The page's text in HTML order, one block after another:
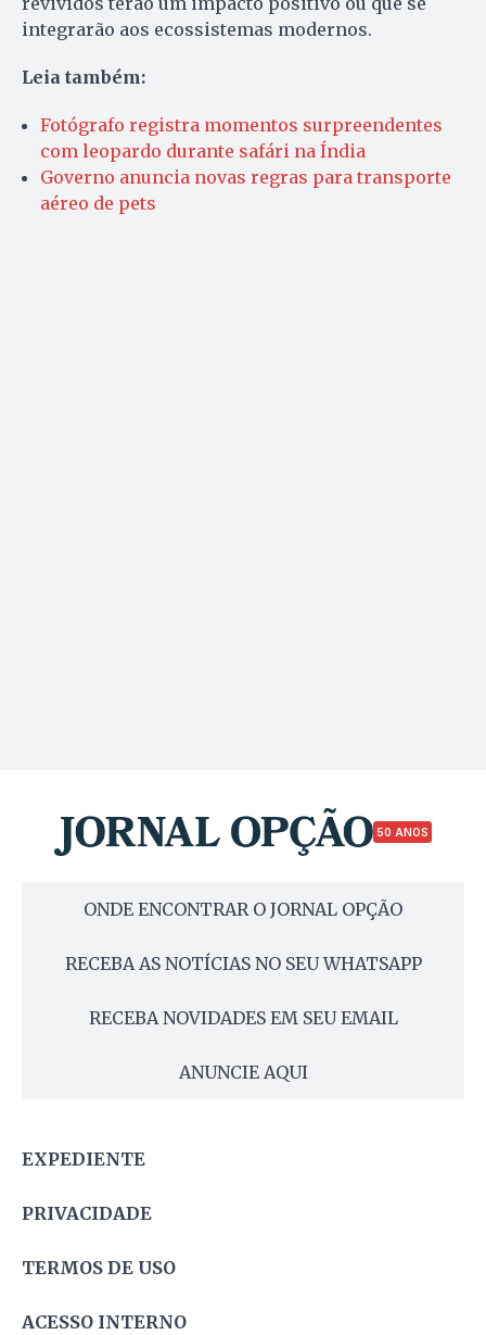
integrarão aos ecossistemas modernos.
Leia também:
Fotógrafo registra momentos surpreendentes
com leopardo durante safári na Índia
Governo anuncia novas regras para transporte
aéreo de pets
50 ANOS
ONDE ENCONTRAR O JORNAL OPÇÃO
RECEBA AS NOTÍCIAS NO SEU WHATSAPP
RECEBA NOVIDADES EM SEU EMAIL
ANUNCIE AQUI
EXPEDIENTE
PRIVACIDADE
TERMOS DE USO
ACESSO INTERNO